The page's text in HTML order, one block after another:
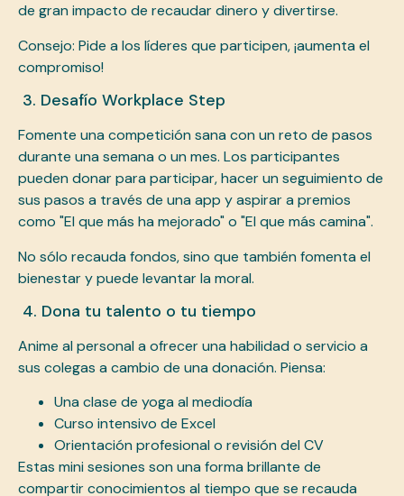
de gran impacto de recaudar dinero y divertirse.
Consejo: Pide a los líderes que participen, ¡aumenta el
compromiso!
3. Desafío Workplace Step
Fomente una competición sana con un reto de pasos
durante una semana o un mes. Los participantes
pueden donar para participar, hacer un seguimiento de
sus pasos a través de una app y aspirar a premios
como "El que más ha mejorado" o "El que más camina".
No sólo recauda fondos, sino que también fomenta el
bienestar y puede levantar la moral.
4. Dona tu talento o tu tiempo
Anime al personal a ofrecer una habilidad o servicio a
sus colegas a cambio de una donación. Piensa:
Una clase de yoga al mediodía
Curso intensivo de Excel
Orientación profesional o revisión del CV
Estas mini sesiones son una forma brillante de
compartir conocimientos al tiempo que se recauda